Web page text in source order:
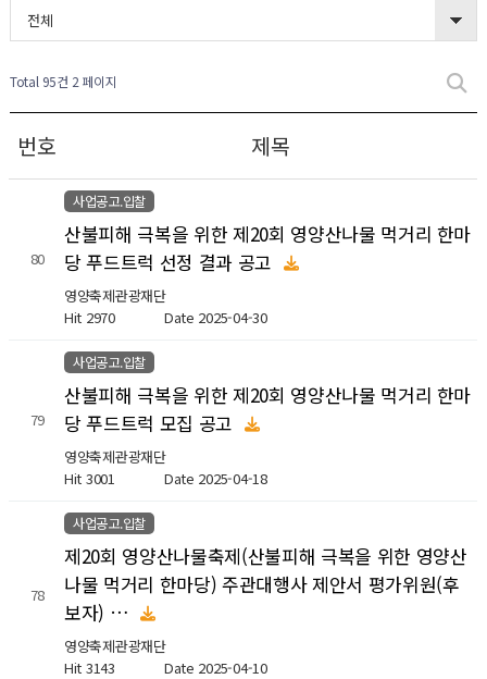
전체
Total 95건 2 페이지
번호 제목
80
사업공고.입찰
산불피해 극복을 위한 제20회 영양산나물 먹거리 한마
당 푸드트럭 선정 결과 공고
영양축제관광재단
Hit 2970 Date 2025-04-30
79
사업공고.입찰
산불피해 극복을 위한 제20회 영양산나물 먹거리 한마
당 푸드트럭 모집 공고
영양축제관광재단
Hit 3001 Date 2025-04-18
78
사업공고.입찰
제20회 영양산나물축제(산불피해 극복을 위한 영양산
나물 먹거리 한마당) 주관대행사 제안서 평가위원(후
보자) …
영양축제관광재단
Hit 3143 Date 2025-04-10